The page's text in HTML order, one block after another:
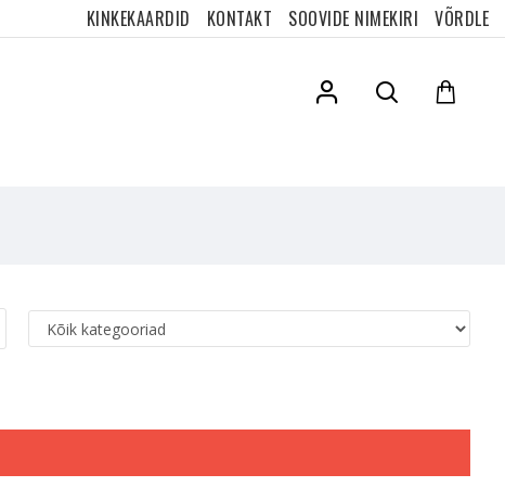
KINKEKAARDID KONTAKT SOOVIDE NIMEKIRI VÕRDLE